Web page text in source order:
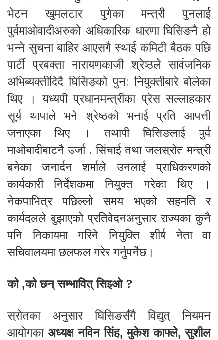
भेटन खुमलटार पुगेका मन्त्री पुनलाई
पुर्वमाओवादीअरुको अधिकारिक धारणा घिसिङनै हो
भन्ने सुचना बाहिर आएसगै स्थाई कमिटी बैठक पछि
पार्टी प्रबक्ता नारायणकाजी श्रेष्ठले सार्वजनिक
अभिब्यक्तीदिदै घिसिङको पुन: नियुक्तीबारे बोलेका
थिए । यध्यपी प्रधानमन्त्रीका प्रेस सल्लाहकार
सूर्य थापाले भने श्रेष्ठको भनाई प्रति आपत्ती
जनाएका थिए । तथापी घिसिङलाई पुर्व
माओबादीबाटनै उर्जा , सिंचाई तथा जलस्रोत मन्त्री
बनेका जनार्दन शर्माले उनलाई प्राधिकरणको
कार्यकारी निर्देशकमा नियुक्त गरेका थिए ।
नेकपाभित्र पछिल्लो समय भएको सहमति र
कार्यदलले बुझाएको प्रतिवेदनअनुसार राज्यका कुनै
पनि निकायमा गरिने नियुक्ति शीर्ष नेता वा
सचिवालयमा छलफल गरेर गर्नुपर्नेछ।
को ,को छन् सम्भावित् सिइओ ?
स्रोतका अनुसार घिसिङसँगै विद्युत् नियमन
आयोगका अध्यक्ष नविन सिंह, मुकेश काफ्ले, सुशील